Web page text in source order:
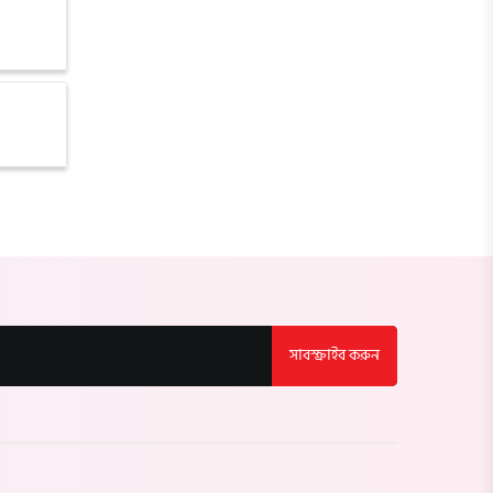
সাবস্ক্রাইব করুন